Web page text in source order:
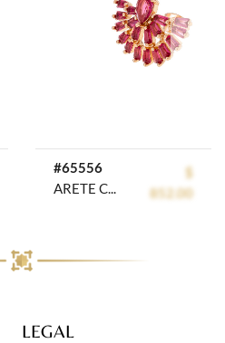
#65556
$
852.00
ARETE CHAPA CRYSTIME
next
LEGAL